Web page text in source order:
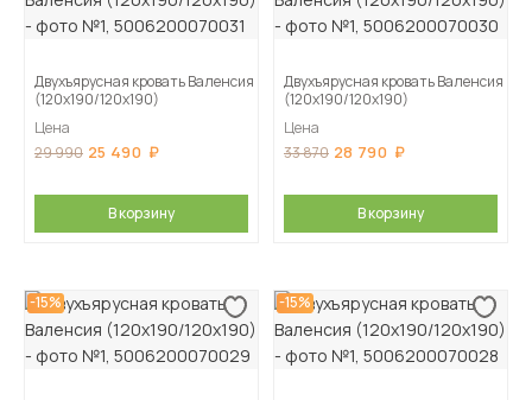
Двухъярусная кровать Валенсия
(120х190/120х190)
Цена
29 990 25 490
В корзину
Двухъярусная кровать Валенсия
(120х190/120х190)
Цена
33 870 28 790
В корзину
-15% -15%